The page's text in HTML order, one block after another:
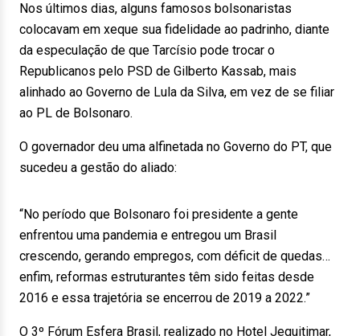
Nos últimos dias, alguns famosos bolsonaristas
colocavam em xeque sua fidelidade ao padrinho, diante
da especulação de que Tarcísio pode trocar o
Republicanos pelo PSD de Gilberto Kassab, mais
alinhado ao Governo de Lula da Silva, em vez de se filiar
ao PL de Bolsonaro.
O governador deu uma alfinetada no Governo do PT, que
sucedeu a gestão do aliado:
“No período que Bolsonaro foi presidente a gente
enfrentou uma pandemia e entregou um Brasil
crescendo, gerando empregos, com déficit de quedas…
enfim, reformas estruturantes têm sido feitas desde
2016 e essa trajetória se encerrou de 2019 a 2022.”
O 3º Fórum Esfera Brasil, realizado no Hotel Jequitimar,